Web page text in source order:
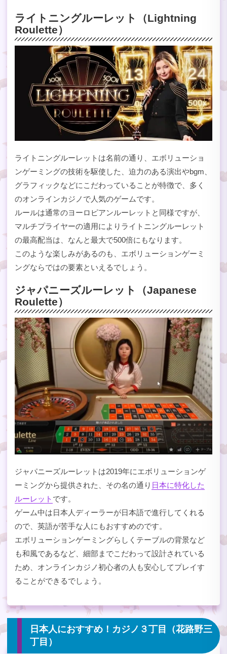
ライトニングルーレット（Lightning
Roulette）
ライトニングルーレットは名前の通り、エボリューショ
ンゲーミングの技術を駆使した、迫力のある演出やbgm、
グラフィックなどにこだわっていることが特徴で、多く
のオンラインカジノで人気のゲームです。
ルールは通常のヨーロピアンルーレットと同様ですが、
マルチプライヤーの適用によりライトニングルーレット
の最高配当は、なんと最大で500倍にもなります。
このような楽しみがあるのも、エボリューションゲーミ
ングならではの要素といえるでしょう。
ジャパニーズルーレット（Japanese
Roulette）
ジャパニーズルーレットは2019年にエボリューションゲ
ーミングから提供された、その名の通り 日本に特化した
ルーレット です。
ゲーム中は日本人ディーラーが日本語で進行してくれる
ので、英語が苦手な人にもおすすめのです。
エボリューションゲーミングらしくテーブルの背景など
も和風であるなど、細部までこだわって設計されている
ため、オンラインカジノ初心者の人も安心してプレイす
ることができるでしょう。
日本人におすすめ！カジノ３丁目（花路野三
丁目）